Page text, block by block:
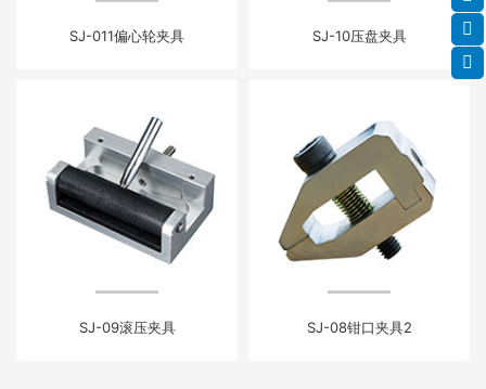
SJ-011偏心轮夹具 SJ-10压盘夹具
SJ-09滚压夹具 SJ-08钳口夹具2